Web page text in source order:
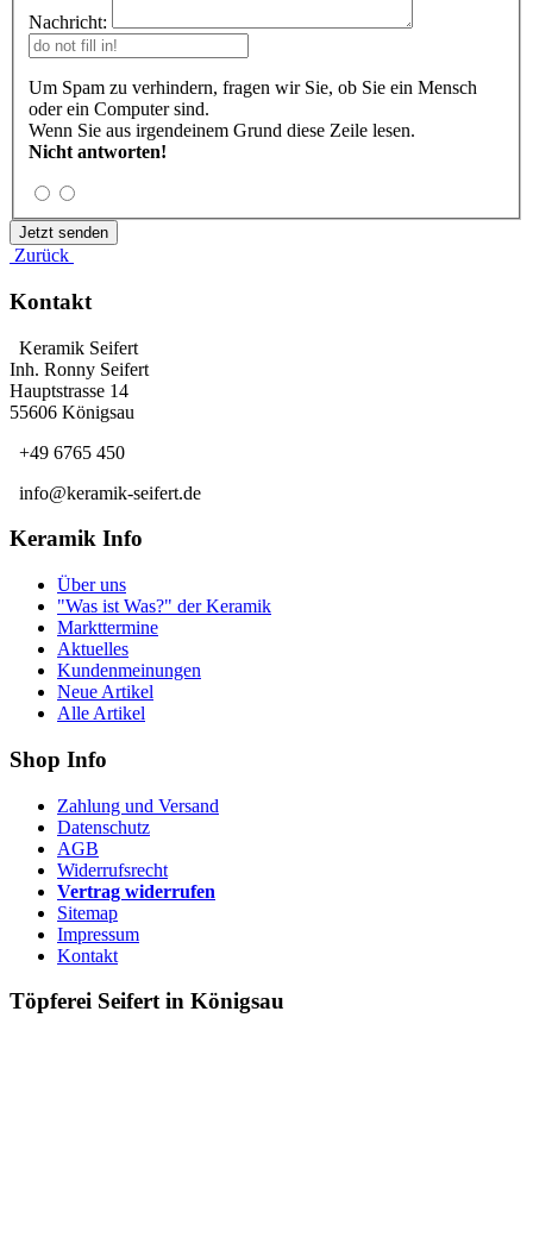
Nachricht:
Um Spam zu verhindern, fragen wir Sie, ob Sie ein Mensch
oder ein Computer sind.
Wenn Sie aus irgendeinem Grund diese Zeile lesen.
Nicht antworten!
Zurück
Kontakt
Keramik Seifert
Inh. Ronny Seifert
Hauptstrasse 14
55606 Königsau
+49 6765 450
info@keramik-seifert.de
Keramik Info
Über uns
"Was ist Was?" der Keramik
Markttermine
Aktuelles
Kundenmeinungen
Neue Artikel
Alle Artikel
Shop Info
Zahlung und Versand
Datenschutz
AGB
Widerrufsrecht
Vertrag widerrufen
Sitemap
Impressum
Kontakt
Töpferei Seifert in Königsau